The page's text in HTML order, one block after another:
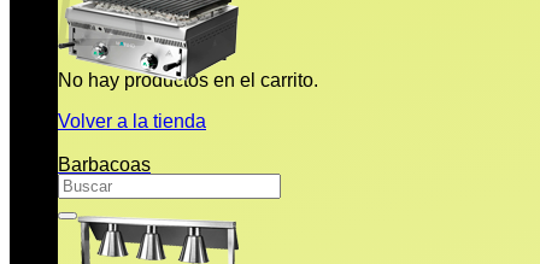
No hay productos en el carrito.
Volver a la tienda
Buscar
por:
Barbacoas